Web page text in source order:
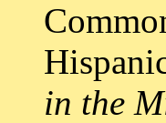
in the